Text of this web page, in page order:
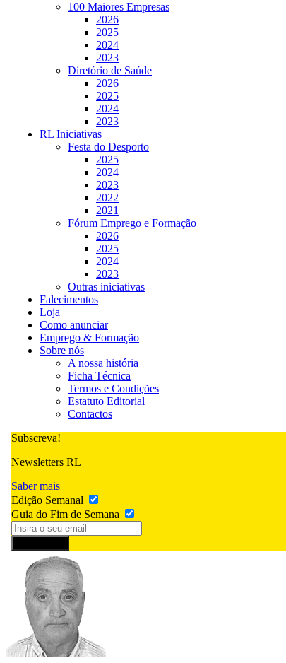
100 Maiores Empresas
2026
2025
2024
2023
Diretório de Saúde
2026
2025
2024
2023
RL Iniciativas
Festa do Desporto
2025
2024
2023
2022
2021
Fórum Emprego e Formação
2026
2025
2024
2023
Outras iniciativas
Falecimentos
Loja
Como anunciar
Emprego & Formação
Sobre nós
A nossa história
Ficha Técnica
Termos e Condições
Estatuto Editorial
Contactos
Subscreva!
Newsletters RL
Saber mais
Edição Semanal
Guia do Fim de Semana